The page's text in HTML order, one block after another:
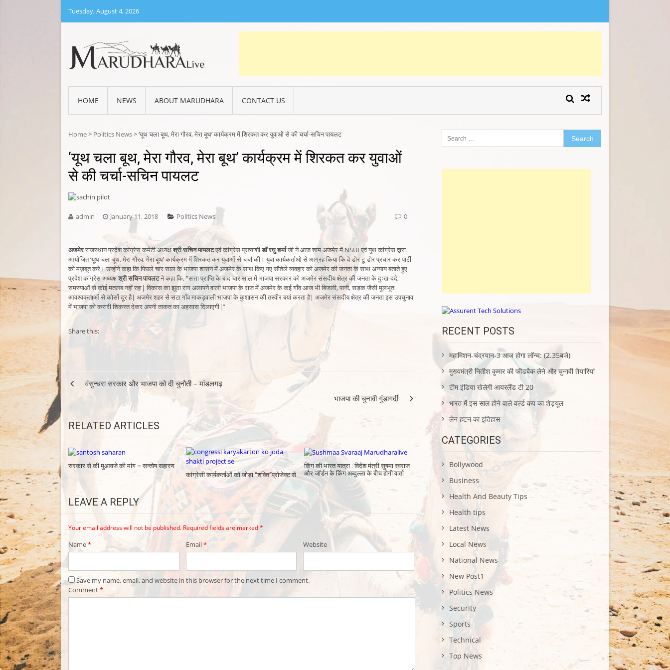
content
Tuesday, August 4, 2026
HOME NEWS ABOUT MARUDHARA CONTACT US
Home> Politics News>‘यूथ चला बूथ, मेरा गौरव, मेरा बूथ’ कार्यक्रम में शिरकत कर युवाओं से की चर्चा-सचिन पायलट
‘यूथ चला बूथ, मेरा गौरव, मेरा बूथ’ कार्यक्रम में शिरकत कर युवाओं
से की चर्चा-सचिन पायलट
admin January 11, 2018 Politics News 0
अजमेरराजस्थान प्रदेश कांग्रेस कमेटी अध्यक्षश्री सचिन पायलटएवं कांग्रेस प्रत्याशीडॉ रघु शर्माजी ने आज शाम अजमेर में NSUI एवं युथ कांग्रेस द्वारा
आयोजित ‘यूथ चला बूथ, मेरा गौरव, मेरा बूथ’ कार्यक्रम में शिरकत कर युवाओं से चर्चा की। युवा कार्यकर्ताओ से आग्रह किया कि वे डोर टू डोर प्रचार कर पार्टी
को मज़बूत करे। उन्होने कहा कि पिछले चार साल के भाजपा शासन में अजमेर के साथ किए गए सौतेले व्यवहार को अजमेर की जनता के साथ अन्याय बताते हुए
प्रदेश कांग्रेस अध्यक्षश्री सचिन पायलटने कहा कि, ”सत्ता प्राप्ति के बाद चार साल में भाजपा सरकार को अजमेर संसदीय क्षेत्र की जनता के दुःख-दर्द,
समस्याओं से कोई मतलब नहीं रहा| विकास का झूठा राग अलापने वाली भाजपा के राज में अजमेर के कई गाँव आज भी बिजली, पानी, सड़क जैसी मूलभूत
आवश्यकताओं से कोसों दूर है| अजमेर शहर से सटा गाँव माकड़वाली भाजपा के कुशासन की तस्वीर बयां करता है| अजमेर संसदीय क्षेत्र की जनता इस उपचुनाव
में भाजपा को करारी शिकस्त देकर अपनी ताकत का अहसास दिलाएगी|”
Share this:
Post
navigation
वंसुन्धरा सरकार और भाजपा को दी चुनौती – मांडलगढ़
भाजपा की चुनावी गुंडागर्दी
RELATED ARTICLES
सरकार से की मुआवजे की मांग – सन्तोष सहारण
कांग्रेसी कार्यकर्ताओं को जोड़ा “शक्ति”प्रोजेक्ट से
किंग की भारत यात्रा : विदेश मंत्री सुषमा स्वराज
और जॉर्डन के किंग अब्दुल्ला के बीच होगी वार्ता
LEAVE A REPLY
Your email address will not be published. Required fields are marked*
Name* Email* Website
Save my name, email, and website in this browser for the next time I comment.
Comment*
for:
RECENT POSTS
महामिशन-चंद्रयान-3 आज होगा लॉन्च: (2.35बजे)
मुख्यमंत्री नितीश कुमार की फीडबैक लेने और चुनावी तैयारियां
टीम इंडिया खेलेगी आयरलैंड टी 20
भारत में इस साल होने वाले वर्ल्ड कप का शेड्यूल
लेन हटन का इतिहास
CATEGORIES
Bollywood
Business
Health And Beauty Tips
Health tips
Latest News
Local News
National News
New Post1
Politics News
Security
Sports
Technical
Top News